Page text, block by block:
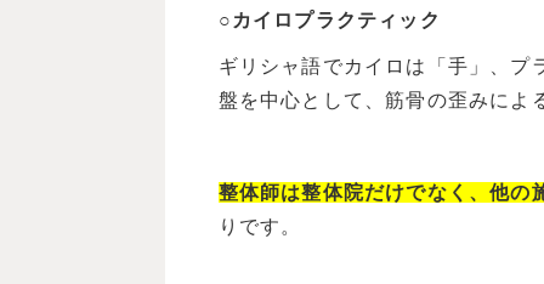
○カイロプラクティック
ギリシャ語でカイロは「手」、プ
盤を中心として、筋骨の歪みによ
整体師は整体院だけでなく、他の
りです。